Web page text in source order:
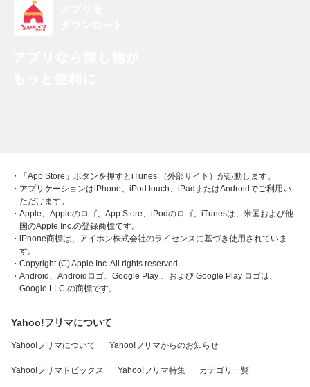
・「App Store」ボタンを押すとiTunes （外部サイト）が起動します。
・アプリケーションはiPhone、iPod touch、iPadまたはAndroidでご利用い
ただけます。
・Apple、Appleのロゴ、App Store、iPodのロゴ、iTunesは、米国および他
国のApple Inc.の登録商標です。
・iPhone商標は、アイホン株式会社のライセンスに基づき使用されていま
す。
・Copyright (C) Apple Inc. All rights reserved.
・Android、Androidロゴ、Google Play 、および Google Play ロゴは、
Google LLC の商標です。
Yahoo!フリマについて
Yahoo!フリマについて Yahoo!フリマからのお知らせ
Yahoo!フリマトピックス Yahoo!フリマ特集 カテゴリ一覧